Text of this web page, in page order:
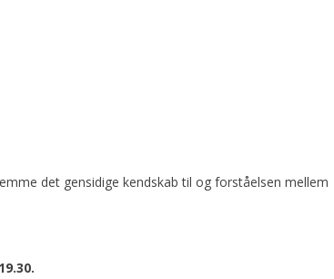
det gensidige kendskab til og forståelsen mellem